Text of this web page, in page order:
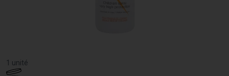
1 unité